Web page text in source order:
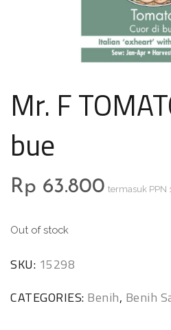
Mr. F
bue
Rp 63.800 termasuk PPN
Out of stock
SKU: 15298
CATEGORIES: Benih, Benih